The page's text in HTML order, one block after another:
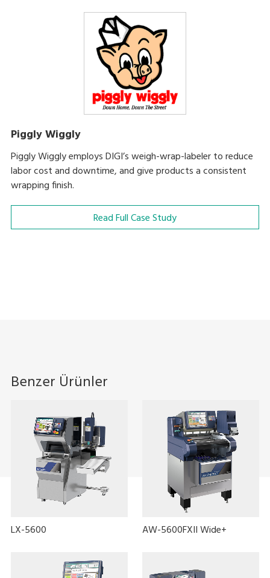
Piggly Wiggly
Piggly Wiggly employs DIGI’s weigh-wrap-labeler to reduce
labor cost and downtime, and give products a consistent
wrapping finish.
Read Full Case Study
Benzer Ürünler
LX-5600 AW-5600FXII Wide+